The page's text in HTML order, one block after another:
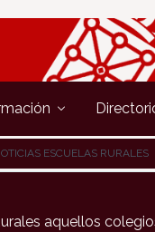
ESCUELAS RURALES
aquellos